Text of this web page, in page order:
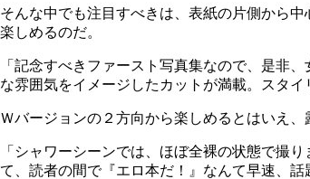
そんな中でも注目すべきは、表紙の片側から
楽しめるのだ。
「記念すべきファースト写真集なので、是非
な雰囲気をイメージしたカットが満載。スタ
Ｗバージョンの２方向から楽しめるとはいえ、
「シャワーシーンでは、ほぼ全裸の状態で撮
て、読者の間で『エロ本だ！』なんて早速、